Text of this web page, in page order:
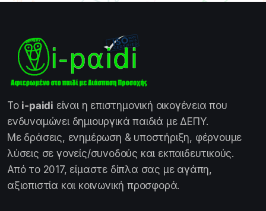
Το i-paidi είναι η επιστημονική οικογένεια που
ενδυναμώνει δημιουργικά παιδιά με ΔΕΠΥ.
Με δράσεις, ενημέρωση & υποστήριξη, φέρνουμε
λύσεις σε γονείς/συνοδούς και εκπαιδευτικούς.
Από το 2017, είμαστε δίπλα σας με αγάπη,
αξιοπιστία και κοινωνική προσφορά.